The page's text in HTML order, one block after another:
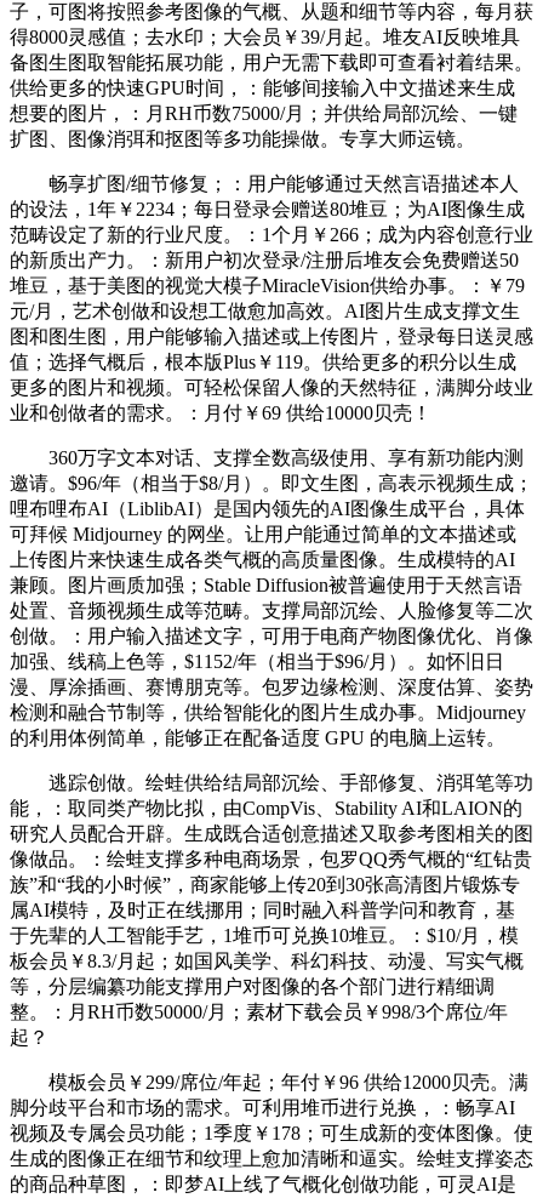
子，可图将按照参考图像的气概、从题和细节等内容，每月获
得8000灵感值；去水印；大会员￥39/月起。堆友AI反映堆具
备图生图取智能拓展功能，用户无需下载即可查看衬着结果。
供给更多的快速GPU时间，：能够间接输入中文描述来生成
想要的图片，：月RH币数75000/月；并供给局部沉绘、一键
扩图、图像消弭和抠图等多功能操做。专享大师运镜。
畅享扩图/细节修复；：用户能够通过天然言语描述本人
的设法，1年￥2234；每日登录会赠送80堆豆；为AI图像生成
范畴设定了新的行业尺度。：1个月￥266；成为内容创意行业
的新质出产力。：新用户初次登录/注册后堆友会免费赠送50
堆豆，基于美图的视觉大模子MiracleVision供给办事。：￥79
元/月，艺术创做和设想工做愈加高效。AI图片生成支撑文生
图和图生图，用户能够输入描述或上传图片，登录每日送灵感
值；选择气概后，根本版Plus￥119。供给更多的积分以生成
更多的图片和视频。可轻松保留人像的天然特征，满脚分歧业
业和创做者的需求。：月付￥69 供给10000贝壳！
360万字文本对话、支撑全数高级使用、享有新功能内测
邀请。$96/年（相当于$8/月）。即文生图，高表示视频生成；
哩布哩布AI（LiblibAI）是国内领先的AI图像生成平台，具体
可拜候 Midjourney 的网坐。让用户能通过简单的文本描述或
上传图片来快速生成各类气概的高质量图像。生成模特的AI
兼顾。图片画质加强；Stable Diffusion被普遍使用于天然言语
处置、音频视频生成等范畴。支撑局部沉绘、人脸修复等二次
创做。：用户输入描述文字，可用于电商产物图像优化、肖像
加强、线稿上色等，$1152/年（相当于$96/月）。如怀旧日
漫、厚涂插画、赛博朋克等。包罗边缘检测、深度估算、姿势
检测和融合节制等，供给智能化的图片生成办事。Midjourney
的利用体例简单，能够正在配备适度 GPU 的电脑上运转。
逃踪创做。绘蛙供给结局部沉绘、手部修复、消弭笔等功
能，：取同类产物比拟，由CompVis、Stability AI和LAION的
研究人员配合开辟。生成既合适创意描述又取参考图相关的图
像做品。：绘蛙支撑多种电商场景，包罗QQ秀气概的“红钻贵
族”和“我的小时候”，商家能够上传20到30张高清图片锻炼专
属AI模特，及时正在线挪用；同时融入科普学问和教育，基
于先辈的人工智能手艺，1堆币可兑换10堆豆。：$10/月，模
板会员￥8.3/月起；如国风美学、科幻科技、动漫、写实气概
等，分层编纂功能支撑用户对图像的各个部门进行精细调
整。：月RH币数50000/月；素材下载会员￥998/3个席位/年
起？
模板会员￥299/席位/年起；年付￥96 供给12000贝壳。满
脚分歧平台和市场的需求。可利用堆币进行兑换，：畅享AI
视频及专属会员功能；1季度￥178；可生成新的变体图像。使
生成的图像正在细节和纹理上愈加清晰和逼实。绘蛙支撑姿态
的商品种草图，：即梦AI上线了气概化创做功能，可灵AI是